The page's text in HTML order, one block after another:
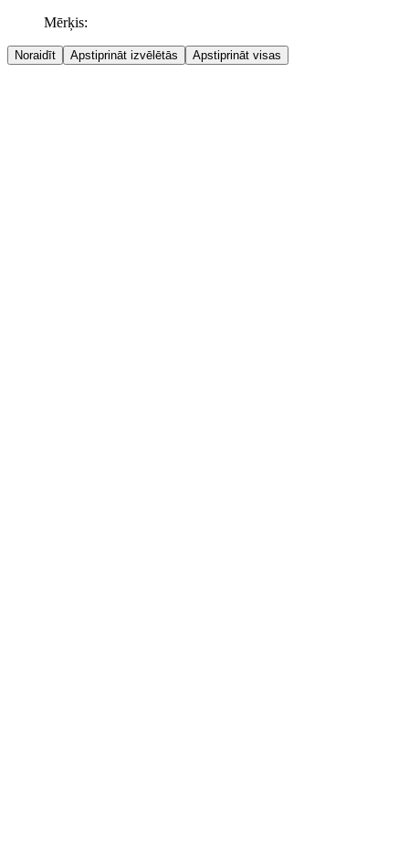
Mērķis:
Noraidīt Apstiprināt izvēlētās Apstiprināt visas